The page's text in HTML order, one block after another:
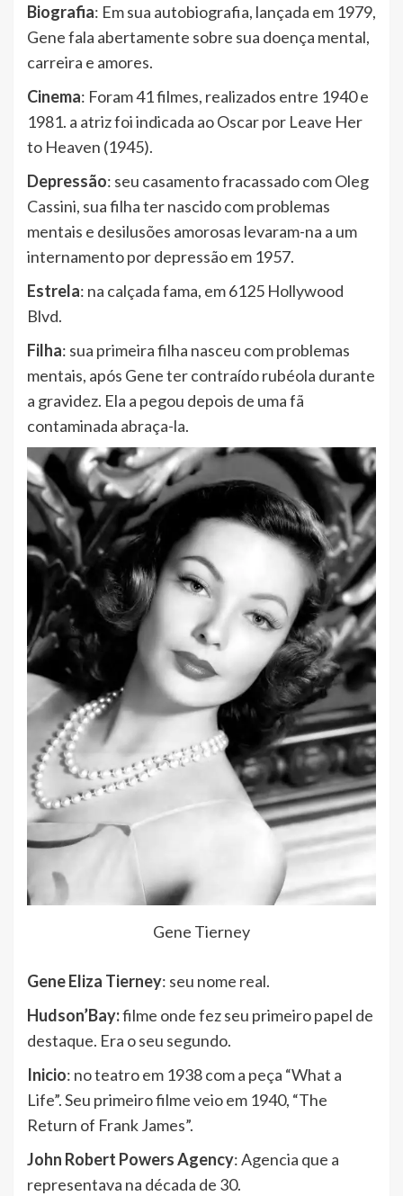
Biografia: Em sua autobiografia, lançada em 1979,
Gene fala abertamente sobre sua doença mental,
carreira e amores.
Cinema: Foram 41 filmes, realizados entre 1940 e
1981. a atriz foi indicada ao Oscar por Leave Her
to Heaven (1945).
Depressão: seu casamento fracassado com Oleg
Cassini, sua filha ter nascido com problemas
mentais e desilusões amorosas levaram-na a um
internamento por depressão em 1957.
Estrela: na calçada fama, em 6125 Hollywood
Blvd.
Filha: sua primeira filha nasceu com problemas
mentais, após Gene ter contraído rubéola durante
a gravidez. Ela a pegou depois de uma fã
contaminada abraça-la.
Gene Tierney
Gene Eliza Tierney: seu nome real.
Hudson’Bay:filme onde fez seu primeiro papel de
destaque. Era o seu segundo.
Inicio: no teatro em 1938 com a peça “What a
Life”. Seu primeiro filme veio em 1940, “The
Return of Frank James”.
John Robert Powers Agency: Agencia que a
representava na década de 30.